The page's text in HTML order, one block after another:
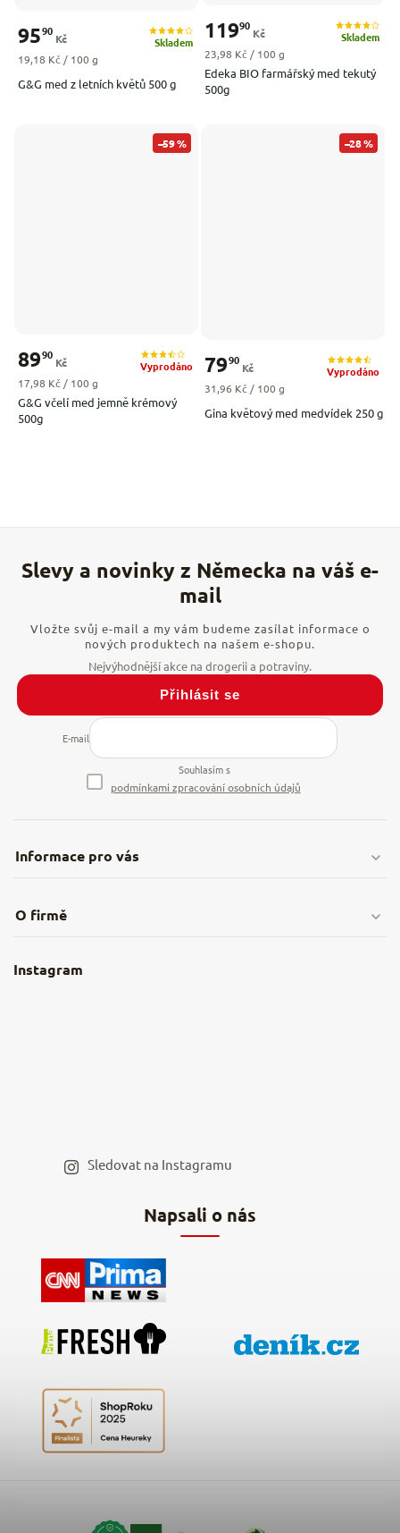
G&G med z letních květů 500 g
Skladem
9590
Kč
Měrná cena:
19,18 Kč / 100 g
Edeka BIO farmářský med tekutý
500g
Skladem
11990
Kč
Měrná cena:
23,98 Kč / 100 g
–59 %
G&G včelí med jemně krémový
500g
Vyprodáno
8990
Kč
Měrná cena:
17,98 Kč / 100 g
–28 %
Gina květový med medvídek 250 g
Vyprodáno
7990
Kč
Měrná cena:
31,96 Kč / 100 g
Informace pro vás
Obchodní podmínky
Nejčastější dotazy
Vložte svůj e-mail a my vám budeme zasílat informace o
nových produktech na našem e-shopu.
E-mail
Souhlasím s
podmínkami zpracování osobních údajů
Přihlásit se
Napsali o nás
Instagram
Sledovat na Instagramu
O firmě
Hodnocení obchodu